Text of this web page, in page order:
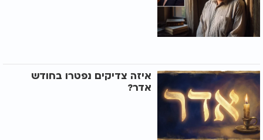
איזה צדיקים נפטרו בחודש
אדר?